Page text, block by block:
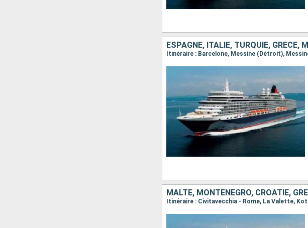
ESPAGNE, ITALIE, TURQUIE, GRÈCE,
MALTE, MONTÉNÉGRO, CROATIE,